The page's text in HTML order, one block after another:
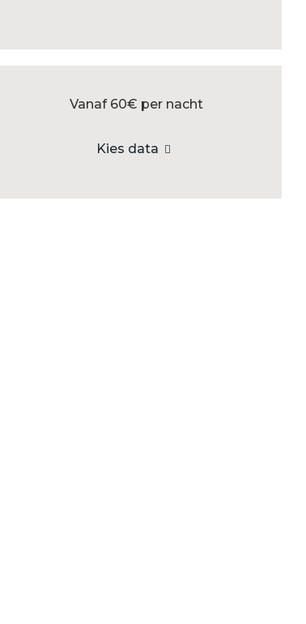
Vanaf 60€ per nacht
Kies data